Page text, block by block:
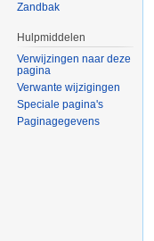
Zandbak
Hulpmiddelen
Verwijzingen naar deze
pagina
Verwante wijzigingen
Speciale pagina's
Paginagegevens